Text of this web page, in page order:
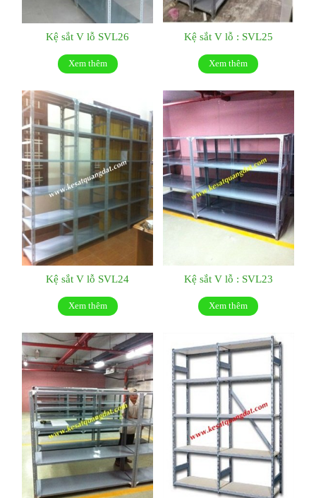
Kệ sắt V lỗ SVL26
Xem thêm
Kệ sắt V lỗ : SVL25
Xem thêm
Kệ sắt V lỗ SVL24
Xem thêm
Kệ sắt V lỗ : SVL23
Xem thêm